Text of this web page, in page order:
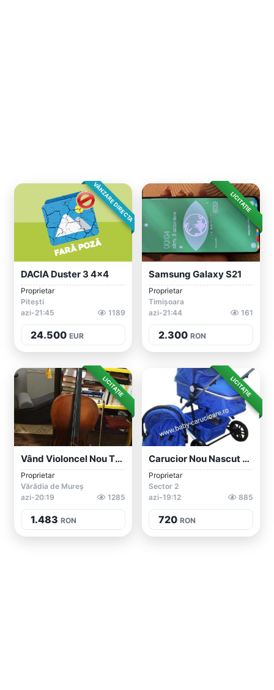
VÂNZARE DIRECTA
DACIA Duster 3 4x4
Proprietar
Pitești
azi-21:45
1189
24.500 EUR
LICITAȚIE
Samsung Galaxy S21
Proprietar
Timișoara
azi-21:44
161
2.300 RON
LICITAȚIE
Vând Violoncel Nou Thomann
Proprietar
Vărădia de Mureș
azi-20:19
1285
1.483 RON
LICITAȚIE
Carucior Nou Nascut 3 In 1 Nou In Cutie...
Proprietar
Sector 2
azi-19:12
885
720 RON